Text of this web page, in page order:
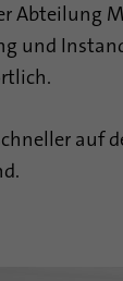
Abteilung
und
auf